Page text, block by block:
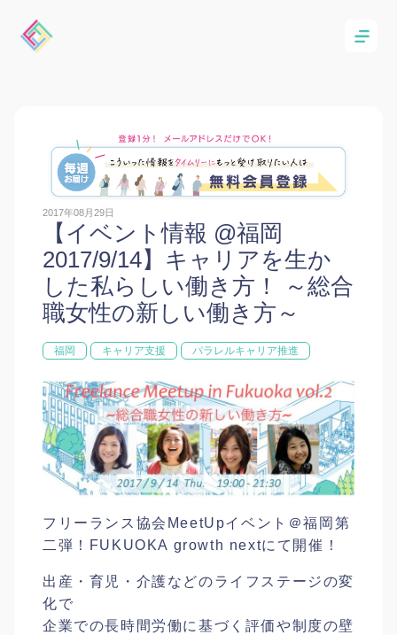
2017年08月29日
【イベント情報 @福岡
2017/9/14】キャリアを生か
した私らしい働き方！ ～総合
職女性の新しい働き方～
福岡 キャリア支援 パラレルキャリア推進
フリーランス協会MeetUpイベント＠福岡第
二弾！FUKUOKA growth nextにて開催！
出産・育児・介護などのライフステージの変
化で
企業での長時間労働に基づく評価や制度の壁